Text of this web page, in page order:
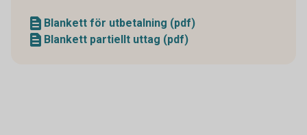
Blankett för utbetalning (pdf)
Blankett partiellt uttag (pdf)